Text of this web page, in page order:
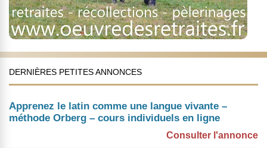
DERNIÈRES PETITES ANNONCES
Apprenez le latin comme une langue vivante –
méthode Orberg – cours individuels en ligne
Consulter l'annonce